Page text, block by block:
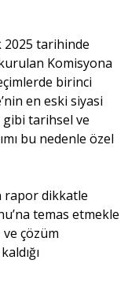
2025 tarihinde
Komisyona
birinci
en eski siyasi
gibi tarihsel ve
bu nedenle özel
rapor dikkatle
temas etmekle
çözüm